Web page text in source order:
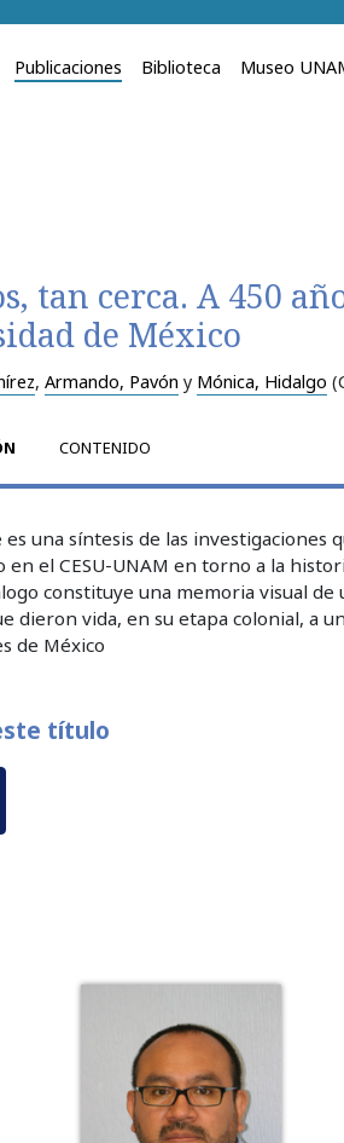
Publicaciones Biblioteca Museo
tan cerca. A 450
de México
, Armando, Pavón y Mónica, Hidalgo
CONTENIDO
una síntesis de las investigaciones
en el CESU-UNAM en torno a la
constituye una memoria visual de
dieron vida, en su etapa colonial, a
de México
título